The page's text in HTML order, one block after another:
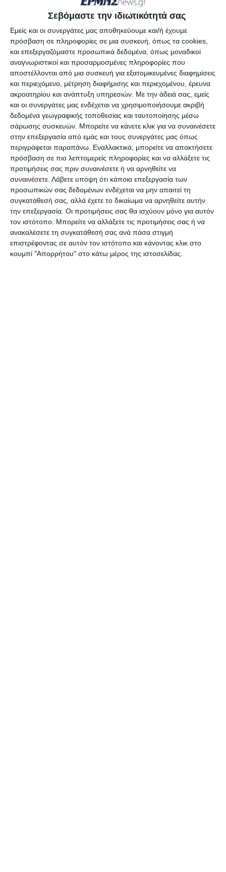
Σεβόμαστε την ιδιωτικότητά σας
Εμείς και οι συνεργάτες μας αποθηκεύουμε και/ή έχουμε
πρόσβαση σε πληροφορίες σε μια συσκευή, όπως τα cookies,
και επεξεργαζόμαστε προσωπικά δεδομένα, όπως μοναδικοί
αναγνωριστικοί και προσαρμοσμένες πληροφορίες που
αποστέλλονται από μια συσκευή για εξατομικευμένες διαφημίσεις
και περιεχόμενο, μέτρηση διαφήμισης και περιεχομένου, έρευνα
ακροατηρίου και ανάπτυξη υπηρεσιών. Με την άδειά σας, εμείς
και οι συνεργάτες μας ενδέχεται να χρησιμοποιήσουμε ακριβή
δεδομένα γεωγραφικής τοποθεσίας και ταυτοποίησης μέσω
σάρωσης συσκευών. Μπορείτε να κάνετε κλικ για να συναινέσετε
στην επεξεργασία από εμάς και τους συνεργάτες μας όπως
περιγράφεται παραπάνω. Εναλλακτικά, μπορείτε να αποκτήσετε
πρόσβαση σε πιο λεπτομερείς πληροφορίες και να αλλάξετε τις
προτιμήσεις σας πριν συναινέσετε ή να αρνηθείτε να
συναινέσετε. Λάβετε υπόψη ότι κάποια επεξεργασία των
προσωπικών σας δεδομένων ενδέχεται να μην απαιτεί τη
συγκατάθεσή σας, αλλά έχετε το δικαίωμα να αρνηθείτε αυτήν
την επεξεργασία. Οι προτιμήσεις σας θα ισχύουν μόνο για αυτόν
τον ιστότοπο. Μπορείτε να αλλάξετε τις προτιμήσεις σας ή να
ανακαλέσετε τη συγκατάθεσή σας ανά πάσα στιγμή
επιστρέφοντας σε αυτόν τον ιστότοπο και κάνοντας κλικ στο
κουμπί "Απορρήτου" στο κάτω μέρος της ιστοσελίδας.
Για την Πέμπτη η ΕΜΥ προβλέπει ότι βροχές και
καταιγίδες αναμένονται σε Ιόνιο, Θεσσαλία,
Σποράδες, Στερεά Ελλάδας, Αττική, Εύβοια,
Πελοπόννησο, Κυκλάδες, Κρήτη, Ανατολικό Αιγαίο
και Δωδεκάνησα αν και σημειώνεται ότι τα
φαινόμενα γρήγορα θα υποχωρήσουν από τα
δυτικά προς τα ανατολικά μέχρι το τέλος της
ημέρας.
Για την Παρασκευή, τέλος, οι μετεωρολόγοι
προβλέπουν βροχές και καταιγίδες αλλά μόνο τις
πρωινές ώρες στα Δωδεκάνησακ και τις
νοτιότερες περιοχές των νησιών του Ανατολικού
Αιγαίου.
Αφήστε ένα σχόλιο